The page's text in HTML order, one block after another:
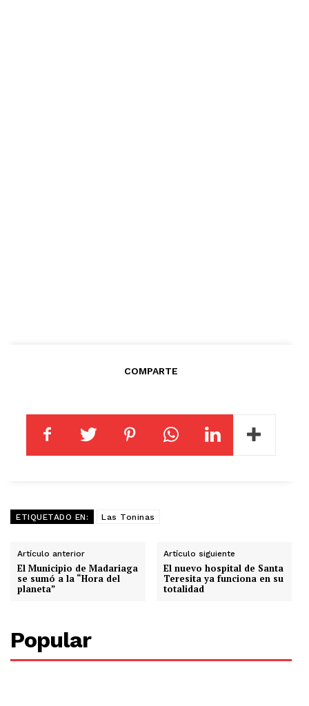
COMPARTE
ETIQUETADO EN: Las Toninas
Artículo anterior
El Municipio de Madariaga
se sumó a la “Hora del
planeta”
Artículo siguiente
El nuevo hospital de Santa
Teresita ya funciona en su
totalidad
Popular